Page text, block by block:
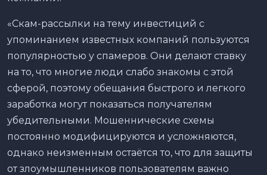
«Скам-рассылки на тему инвестиций с
упоминанием известных компаний пользуются
популярностью у спамеров. Они делают ставку
на то, что многие люди слабо знакомы с этой
сферой, поэтому обещания быстрого и легкого
заработка могут показаться получателям
убедительными. Мошеннические схемы
постоянно модифицируются и усложняются,
однако неизменным остаётся то, что для защиты
от злоумышленников пользователям важно